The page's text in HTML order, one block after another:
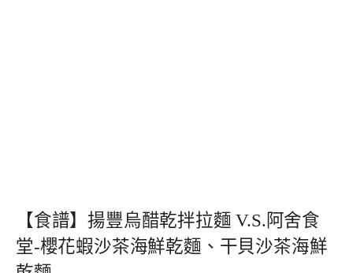
【食譜】揚豐烏醋乾拌拉麵 V.S.阿舍食
堂-櫻花蝦沙茶海鮮乾麵、干貝沙茶海鮮